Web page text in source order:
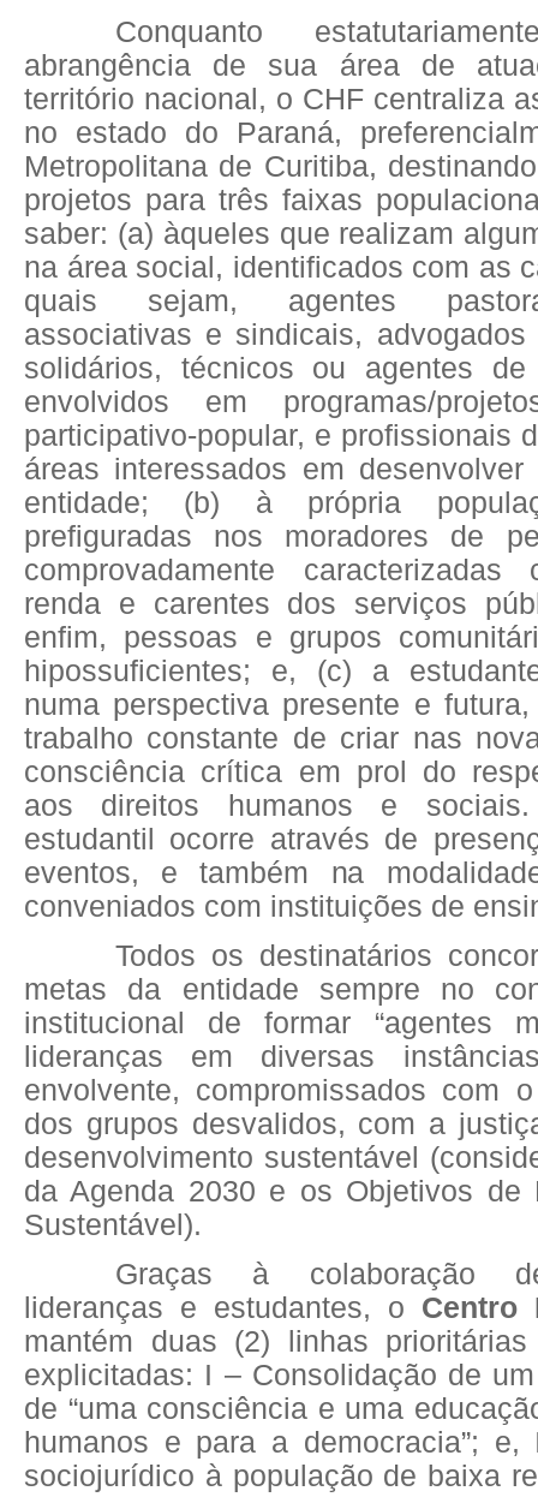
Conquanto
abrangência de sua área de
território nacional, o CHF centraliza
no estado do Paraná,
Metropolitana de Curitiba,
projetos para três faixas
saber: (a) àqueles que realizam
na área social, identificados com as
quais sejam, agentes
associativas e sindicais, advogados
solidários, técnicos ou agentes de
envolvidos em programas/
participativo-popular, e profissionais
áreas interessados em
entidade; (b) à própria
prefiguradas nos moradores de
comprovadamente
renda e carentes dos serviços
enfim, pessoas e grupos
hipossuficientes; e, (c) a
numa perspectiva presente e
trabalho constante de criar nas
consciência crítica em prol do
aos direitos humanos e
estudantil ocorre através de
eventos, e também na
conveniados com instituições de
Todos os destinatários
metas da entidade sempre no
institucional de formar “agentes
lideranças em diversas
envolvente, compromissados com
dos grupos desvalidos, com a
desenvolvimento sustentável
da Agenda 2030 e os Objetivos de
Sustentável).
Graças à colaboração
lideranças e estudantes, o Centro
mantém duas (2) linhas
explicitadas: I – Consolidação de
de “uma consciência e uma
humanos e para a democracia”; e,
sociojurídico à população de baixa